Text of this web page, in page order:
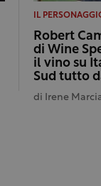
IL
Robert
di Wine
il vino su
Sud tutto
di Irene